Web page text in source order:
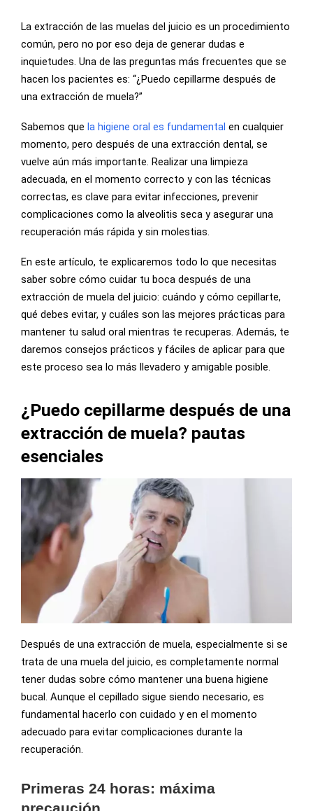
La extracción de las muelas del juicio es un procedimiento
común, pero no por eso deja de generar dudas e
inquietudes. Una de las preguntas más frecuentes que se
hacen los pacientes es: “¿Puedo cepillarme después de
una extracción de muela?”
Sabemos que la higiene oral es fundamental en cualquier
momento, pero después de una extracción dental, se
vuelve aún más importante. Realizar una limpieza
adecuada, en el momento correcto y con las técnicas
correctas, es clave para evitar infecciones, prevenir
complicaciones como la alveolitis seca y asegurar una
recuperación más rápida y sin molestias.
En este artículo, te explicaremos todo lo que necesitas
saber sobre cómo cuidar tu boca después de una
extracción de muela del juicio: cuándo y cómo cepillarte,
qué debes evitar, y cuáles son las mejores prácticas para
mantener tu salud oral mientras te recuperas. Además, te
daremos consejos prácticos y fáciles de aplicar para que
este proceso sea lo más llevadero y amigable posible.
¿Puedo cepillarme después de una
extracción de muela? pautas
esenciales
Después de una extracción de muela, especialmente si se
trata de una muela del juicio, es completamente normal
tener dudas sobre cómo mantener una buena higiene
bucal. Aunque el cepillado sigue siendo necesario, es
fundamental hacerlo con cuidado y en el momento
adecuado para evitar complicaciones durante la
recuperación.
Primeras 24 horas: máxima